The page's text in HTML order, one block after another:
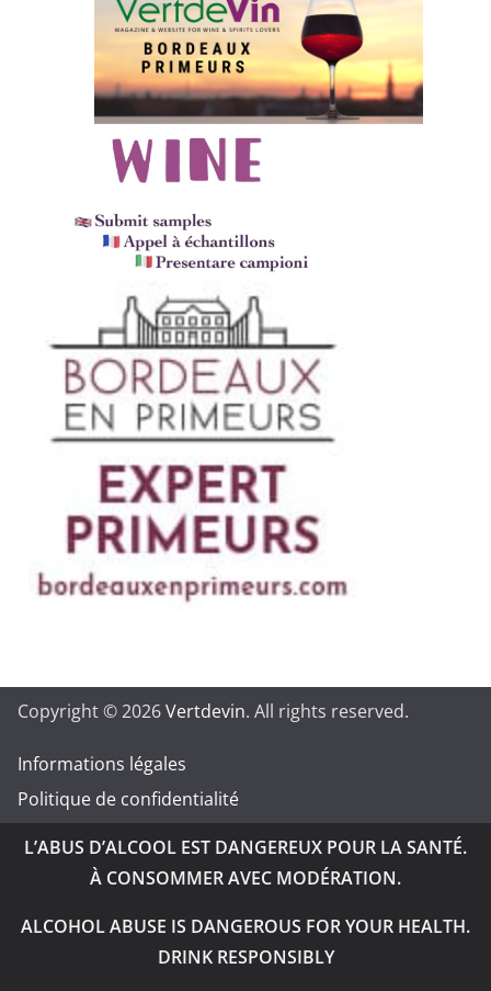
Copyright © 2026Vertdevin. All rights reserved.
Informations légales
Politique de confidentialité
L’ABUS D’ALCOOL EST DANGEREUX POUR LA SANTÉ.
À CONSOMMER AVEC MODÉRATION.
ALCOHOL ABUSE IS DANGEROUS FOR YOUR HEALTH.
DRINK RESPONSIBLY